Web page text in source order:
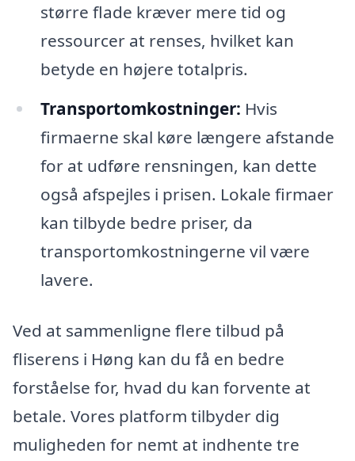
større flade kræver mere tid og
ressourcer at renses, hvilket kan
betyde en højere totalpris.
Transportomkostninger: Hvis
firmaerne skal køre længere afstande
for at udføre rensningen, kan dette
også afspejles i prisen. Lokale firmaer
kan tilbyde bedre priser, da
transportomkostningerne vil være
lavere.
Ved at sammenligne flere tilbud på
fliserens i Høng kan du få en bedre
forståelse for, hvad du kan forvente at
betale. Vores platform tilbyder dig
muligheden for nemt at indhente tre